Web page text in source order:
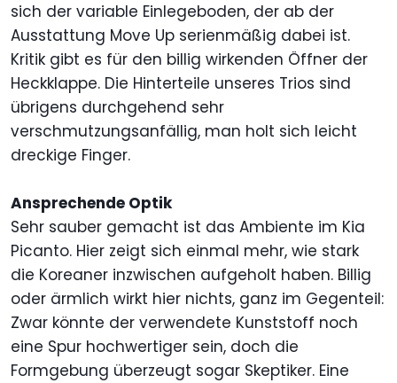
sich der variable Einlegeboden, der ab der
Ausstattung Move Up serienmäßig dabei ist.
Kritik gibt es für den billig wirkenden Öffner der
Heckklappe. Die Hinterteile unseres Trios sind
übrigens durchgehend sehr
verschmutzungsanfällig, man holt sich leicht
dreckige Finger.
Ansprechende Optik
Sehr sauber gemacht ist das Ambiente im Kia
Picanto. Hier zeigt sich einmal mehr, wie stark
die Koreaner inzwischen aufgeholt haben. Billig
oder ärmlich wirkt hier nichts, ganz im Gegenteil:
Zwar könnte der verwendete Kunststoff noch
eine Spur hochwertiger sein, doch die
Formgebung überzeugt sogar Skeptiker. Eine